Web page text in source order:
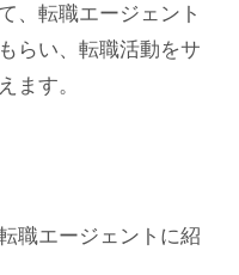
、転職エージェント
らい、転職活動をサ
ます。
職エージェントに紹